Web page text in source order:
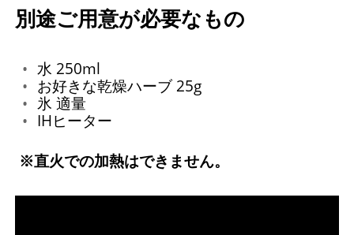
別途ご用意が必要なもの
水 250ml
お好きな乾燥ハーブ 25g
氷 適量
IHヒーター
※直火での加熱はできません。